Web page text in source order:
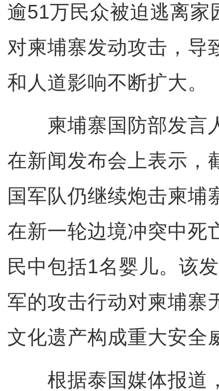
逾51万民众被迫逃离家
对柬埔寨发动攻击，导
和人道影响不断扩大。
柬埔寨国防部发言
在新闻发布会上表示，
国军队仍继续炮击柬埔
在新一轮边境冲突中死
民中包括1名婴儿。该
军的攻击行动对柬埔寨
文化遗产构成重大安全
根据泰国媒体报道